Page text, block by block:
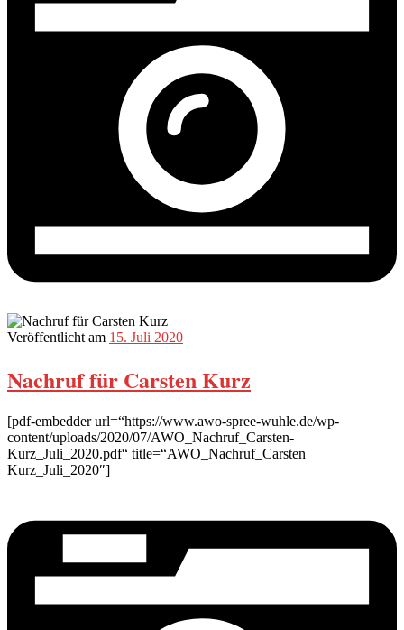
Veröffentlicht am 15. Juli 2020
Nachruf für Carsten Kurz
[pdf-embedder url=“https://www.awo-spree-wuhle.de/wp-
content/uploads/2020/07/AWO_Nachruf_Carsten-
Kurz_Juli_2020.pdf“ title=“AWO_Nachruf_Carsten
Kurz_Juli_2020″]